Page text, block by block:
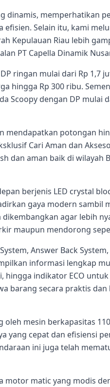
dinamis, memperhatikan
Selain itu, kami
Kepulauan Riau lebih
PT Capella Dinamik
ringan mulai dari Rp 1,7
hingga Rp 300 ribu.
Scoopy dengan DP mulai
mendapatkan potongan
Cari Aman dan
dan aman baik di wilayah
berjenis LED crystal
gaya modern sambil
agar lebih
maupun mendorong
Answer Back
informasi lengkap
hingga indikator ECO
barang secara praktis dan
mesin berkapasitas
yang cepat dan efisiensi
ini juga telah
motor matic yang modis